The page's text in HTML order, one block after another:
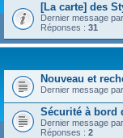
[La carte] des
Dernier message par
Réponses : 31
Nouveau et
Dernier message par
Sécurité à bord
Dernier message par
Réponses : 2